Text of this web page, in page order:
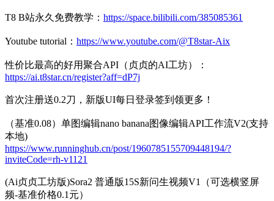
T8 B站永久免费教学： https://space.bilibili.com/385085361
Youtube tutorial： https://www.youtube.com/@T8star-Aix
性价比最高的好用聚合API（贞贞的AI工坊）：
https://ai.t8star.cn/register?aff=dP7j
首次注册送0.2刀，新版UI每日登录签到领更多！
（基准0.08）单图编辑nano banana图像编辑API工作流V2(支持
本地)
https://www.runninghub.cn/post/1960785155709448194/?
inviteCode=rh-v1121
(Ai贞贞工坊版)Sora2 普通版15S新问生视频V1（可选横竖屏
频-基准价格0.1元）